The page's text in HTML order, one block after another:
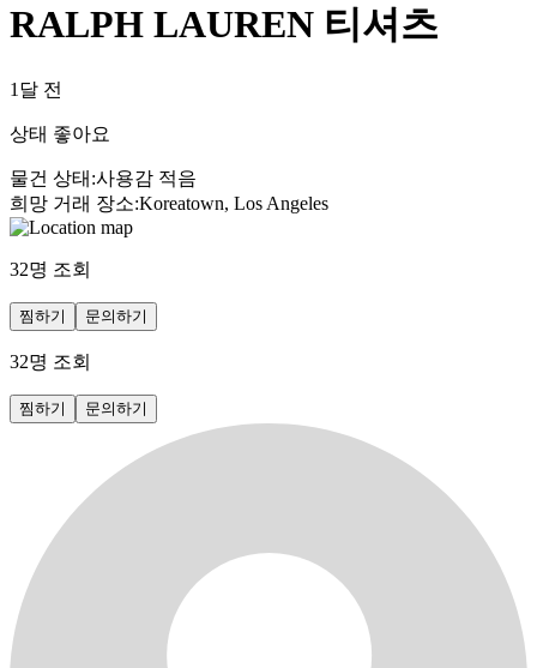
RALPH LAUREN 티셔츠
1달 전
상태 좋아요
물건 상태 :사용감 적음
희망 거래 장소:Koreatown, Los Angeles
32명 조회
찜하기 문의하기
32명 조회
찜하기 문의하기